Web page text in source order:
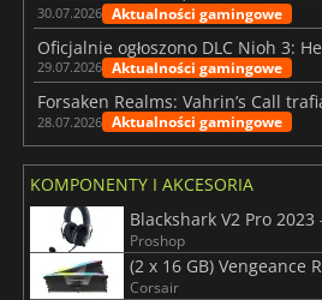
30.07.2026 Aktualności gamingowe
Oficjalnie ogłoszono DLC Nioh 3:
29.07.2026 Aktualności gamingowe
28.07.2026 Aktualności gamingowe
KOMPONENTY I AKCESORIA
Blackshark V2 Pro 2023
Proshop
Corsair